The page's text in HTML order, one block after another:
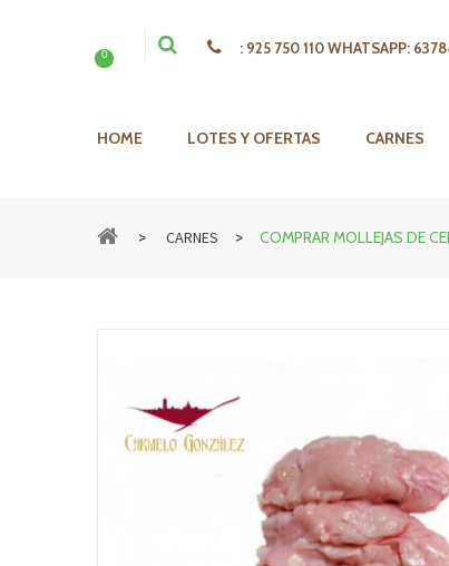
0 : 925 750 110 WHATSAPP:
HOME LOTES Y OFERTAS CARNES
> CARNES > COMPRAR MOLLEJAS DE